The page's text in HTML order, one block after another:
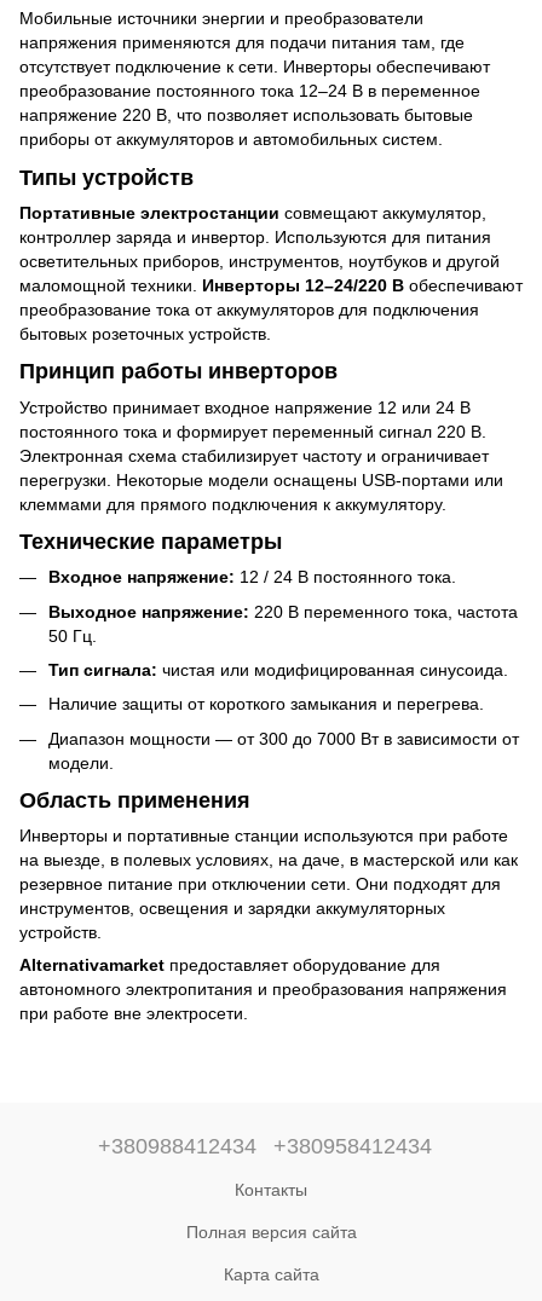
Мобильные источники энергии и преобразователи
напряжения применяются для подачи питания там, где
отсутствует подключение к сети. Инверторы обеспечивают
преобразование постоянного тока 12–24 В в переменное
напряжение 220 В, что позволяет использовать бытовые
приборы от аккумуляторов и автомобильных систем.
Типы устройств
Портативные электростанции совмещают аккумулятор,
контроллер заряда и инвертор. Используются для питания
осветительных приборов, инструментов, ноутбуков и другой
маломощной техники. Инверторы 12–24/220 В обеспечивают
преобразование тока от аккумуляторов для подключения
бытовых розеточных устройств.
Принцип работы инверторов
Устройство принимает входное напряжение 12 или 24 В
постоянного тока и формирует переменный сигнал 220 В.
Электронная схема стабилизирует частоту и ограничивает
перегрузки. Некоторые модели оснащены USB-портами или
клеммами для прямого подключения к аккумулятору.
Технические параметры
Входное напряжение: 12 / 24 В постоянного тока.
Выходное напряжение: 220 В переменного тока, частота
50 Гц.
Тип сигнала: чистая или модифицированная синусоида.
Наличие защиты от короткого замыкания и перегрева.
Диапазон мощности — от 300 до 7000 Вт в зависимости от
модели.
Область применения
Инверторы и портативные станции используются при работе
на выезде, в полевых условиях, на даче, в мастерской или как
резервное питание при отключении сети. Они подходят для
инструментов, освещения и зарядки аккумуляторных
устройств.
Alternativamarket предоставляет оборудование для
автономного электропитания и преобразования напряжения
при работе вне электросети.
+380988412434 +380958412434
Контакты
Полная версия сайта
Карта сайта